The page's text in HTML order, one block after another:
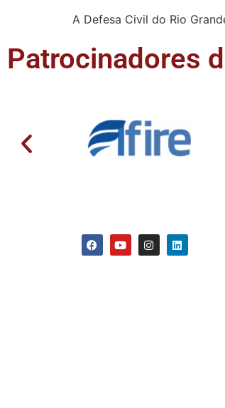
A Defesa Civil do Rio
Patrocinadores